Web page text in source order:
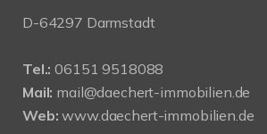
D-64297 Darmstadt
Tel.: 06151 9518088
Mail: mail@daechert-immobilien.de
Web: www.daechert-immobilien.de